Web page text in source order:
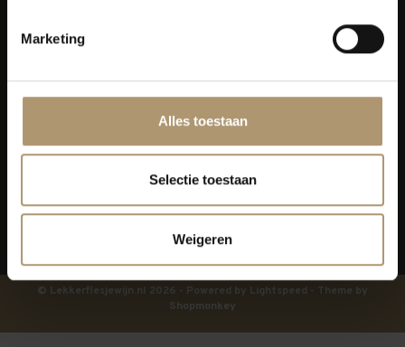
Marketing
Alles toestaan
Selectie toestaan
Weigeren
© Lekkerflesjewijn.nl 2026 - Powered by Lightspeed - Theme by
Shopmonkey